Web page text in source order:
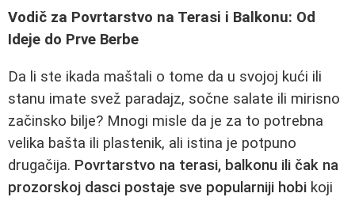
Vodič za Povrtarstvo na Terasi i Balkonu: Od
Ideje do Prve Berbe
Da li ste ikada maštali o tome da u svojoj kući ili
stanu imate svež paradajz, sočne salate ili mirisno
začinsko bilje? Mnogi misle da je za to potrebna
velika bašta ili plastenik, ali istina je potpuno
drugačija. Povrtarstvo na terasi, balkonu ili čak na
prozorskoj dasci postaje sve popularniji hobi koji